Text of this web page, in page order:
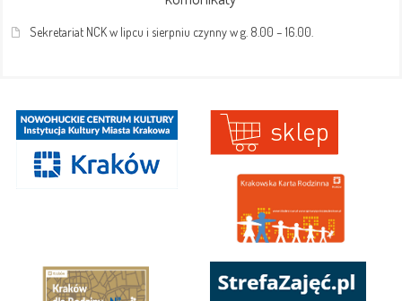
Sekretariat NCK w lipcu i sierpniu czynny w g. 8.00 – 16.00.